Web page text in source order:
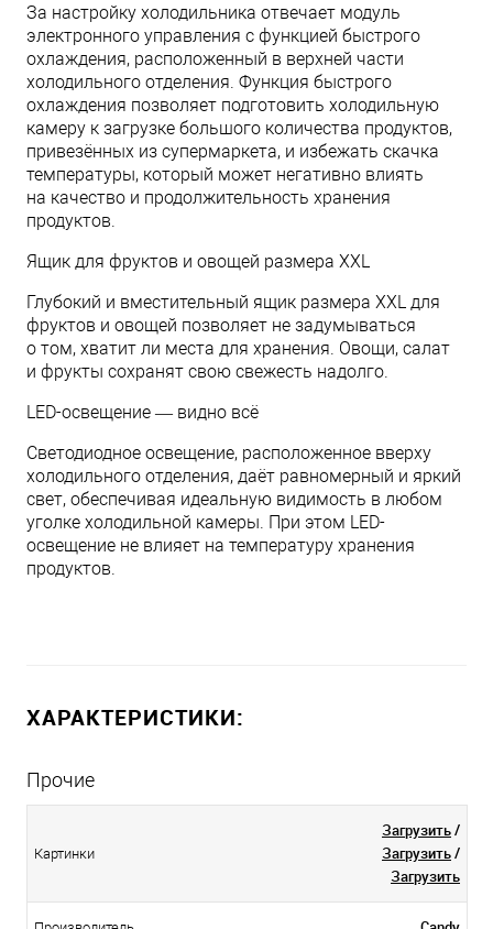
За настройку холодильника отвечает модуль
электронного управления с функцией быстрого
охлаждения, расположенный в верхней части
холодильного отделения. Функция быстрого
охлаждения позволяет подготовить холодильную
камеру к загрузке большого количества продуктов,
привезённых из супермаркета, и избежать скачка
температуры, который может негативно влиять
на качество и продолжительность хранения
продуктов.
Ящик для фруктов и овощей размера ХXL
Глубокий и вместительный ящик размера ХXL для
фруктов и овощей позволяет не задумываться
о том, хватит ли места для хранения. Овощи, салат
и фрукты сохранят свою свежесть надолго.
LED-освещение — видно всё
Светодиодное освещение, расположенное вверху
холодильного отделения, даёт равномерный и яркий
свет, обеспечивая идеальную видимость в любом
уголке холодильной камеры. При этом LED-
освещение не влияет на температуру хранения
продуктов.
ХАРАКТЕРИСТИКИ:
Прочие
Картинки
Загрузить/
Загрузить/
Загрузить